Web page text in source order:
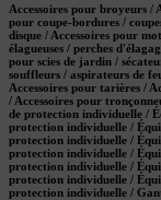
Accessoires pour broyeurs /
pour coupe-bordures /
disque / Accessoires pour
élagueuses / perches
pour scies de jardin /
souffleurs / aspirateurs de
Accessoires pour tarières /
/ Accessoires pour
de protection individuelle /
protection individuelle /
protection individuelle /
protection individuelle /
protection individuelle /
protection individuelle /
protection individuelle /